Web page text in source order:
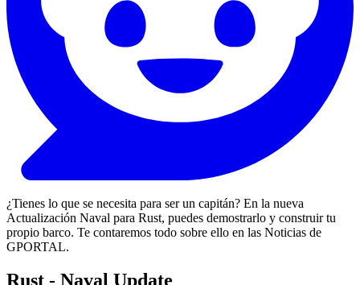
¿Tienes lo que se necesita para ser un capitán? En la nueva
Actualización Naval para Rust, puedes demostrarlo y construir tu
propio barco. Te contaremos todo sobre ello en las Noticias de
GPORTAL.
Rust - Naval Update